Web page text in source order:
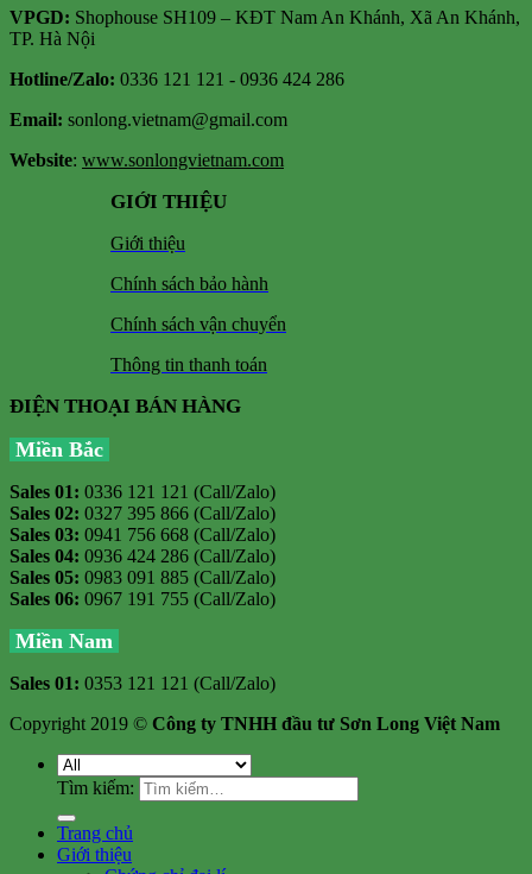
VPGD: Shophouse SH109 – KĐT Nam An Khánh, Xã An Khánh,
TP. Hà Nội
Hotline/Zalo: 0336 121 121 - 0936 424 286
Email: sonlong.vietnam@gmail.com
Website: www.sonlongvietnam.com
GIỚI THIỆU
Giới thiệu
Chính sách bảo hành
Chính sách vận chuyển
Thông tin thanh toán
ĐIỆN THOẠI BÁN HÀNG
Miền Bắc
Sales 01: 0336 121 121 (Call/Zalo)
Sales 02: 0327 395 866 (Call/Zalo)
Sales 03: 0941 756 668 (Call/Zalo)
Sales 04: 0936 424 286 (Call/Zalo)
Sales 05: 0983 091 885 (Call/Zalo)
Sales 06: 0967 191 755 (Call/Zalo)
Miền Nam
Sales 01: 0353 121 121 (Call/Zalo)
Copyright 2019 © Công ty TNHH đầu tư Sơn Long Việt Nam
Tìm kiếm:
Trang chủ
Giới thiệu